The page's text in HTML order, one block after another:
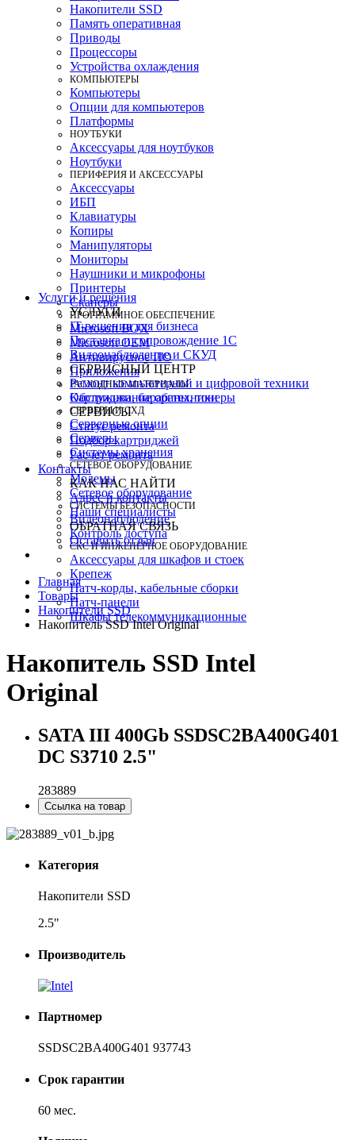
Накопители SSD
Память оперативная
Приводы
Процессоры
Устройства охлаждения
КОМПЬЮТЕРЫ
Компьютеры
Опции для компьютеров
Платформы
НОУТБУКИ
Аксессуары для ноутбуков
Ноутбуки
ПЕРИФЕРИЯ И АКСЕССУАРЫ
Аксессуары
ИБП
Клавиатуры
Копиры
Манипуляторы
Мониторы
Наушники и микрофоны
Принтеры
Сканеры
ПРОГРАММНОЕ ОБЕСПЕЧЕНИЕ
Microsoft BOX
Microsoft OEM
Антивирусное ПО
Приложения
РАСХОДНЫЕ МАТЕРИАЛЫ
Картриджи, барабаны, тонеры
СЕРВЕРЫ И СХД
Серверные опции
Серверы
Системы хранения
СЕТЕВОЕ ОБОРУДОВАНИЕ
Модемы
Сетевое оборудование
СИСТЕМЫ БЕЗОПАСНОСТИ
Видеонаблюдение
Контроль доступа
СКС И ИНЖЕНЕРНОЕ ОБОРУДОВАНИЕ
Аксессуары для шкафов и стоек
Крепеж
Патч-корды, кабельные сборки
Патч-панели
Шкафы телекоммуникационные
Услуги и решения
УСЛУГИ
IT-решения для бизнеса
Поставка и сопровождение 1C
Видеонаблюдение и СКУД
СЕРВИСНЫЙ ЦЕНТР
Ремонт компьютерной и цифровой техники
Обслуживание оргтехники
СЕРВИСЫ
Статус ремонта
Подбор картриджей
Расчет ремонта
Контакты
КАК НАС НАЙТИ
Адрес и контакты
Наши специалисты
ОБРАТНАЯ СВЯЗЬ
Оставить отзыв
Главная
Товары
Накопители SSD
Накопитель SSD Intel Original
Накопитель SSD Intel
Original
SATA III 400Gb SSDSC2BA400G401
DC S3710 2.5"
283889
Ссылка на товар
Категория
Накопители SSD
2.5"
Производитель
Партномер
SSDSC2BA400G401 937743
Срок гарантии
60 мес.